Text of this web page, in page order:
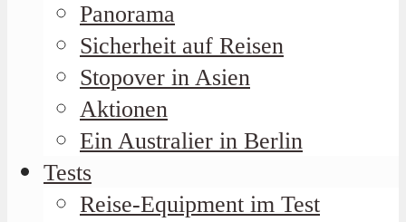
Panorama
Sicherheit auf Reisen
Stopover in Asien
Aktionen
Ein Australier in Berlin
Tests
Reise-Equipment im Test